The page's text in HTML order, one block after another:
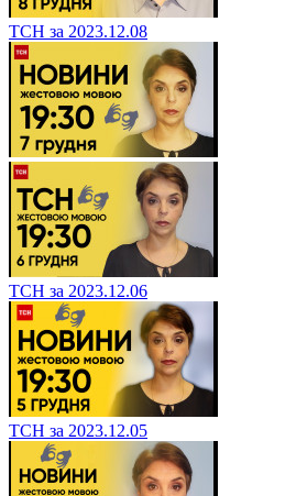
ТСН за 2023.12.08
ТСН за 2023.12.06
ТСН за 2023.12.05